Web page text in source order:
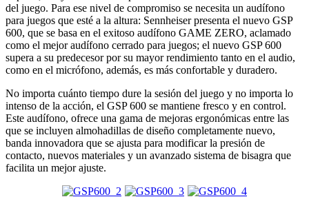
del juego. Para ese nivel de compromiso se necesita un audífono
para juegos que esté a la altura: Sennheiser presenta el nuevo GSP
600, que se basa en el exitoso audífono GAME ZERO, aclamado
como el mejor audífono cerrado para juegos; el nuevo GSP 600
supera a su predecesor por su mayor rendimiento tanto en el audio,
como en el micrófono, además, es más confortable y duradero.
No importa cuánto tiempo dure la sesión del juego y no importa lo
intenso de la acción, el GSP 600 se mantiene fresco y en control.
Este audífono, ofrece una gama de mejoras ergonómicas entre las
que se incluyen almohadillas de diseño completamente nuevo,
banda innovadora que se ajusta para modificar la presión de
contacto, nuevos materiales y un avanzado sistema de bisagra que
facilita un mejor ajuste.